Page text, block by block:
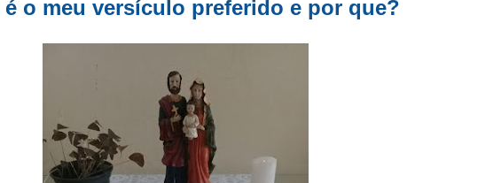
é o meu versículo preferido e por que?